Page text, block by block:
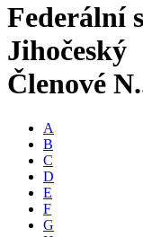
Federální
Jihočeský
Členové
A
B
C
D
E
F
G